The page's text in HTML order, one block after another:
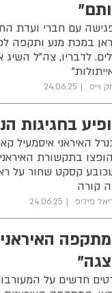
עם חברי ועדת
במכת מנע ותקפה
לדבריו, צה"ל
וייס 24.06.25
בחגיגות
האיראני איסמעיל
בתקשורת
קסקט שחור על
קורה
פיליפ 24.06.25
חדשים על